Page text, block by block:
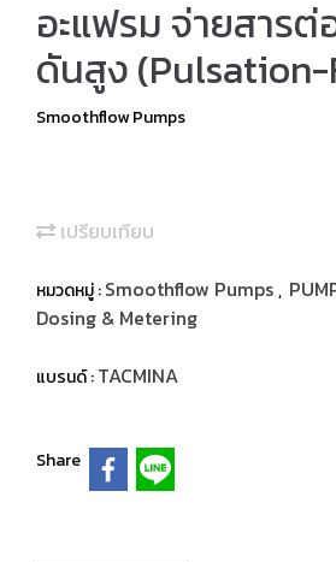
อะแฟรม จ่ายสารต่
ดันสูง (Pulsation-
Smoothflow Pumps
เปรียบเทียบ
หมวดหมู่ :Smoothflow Pumps,
Dosing & Metering
แบรนด์ :TACMINA
Share